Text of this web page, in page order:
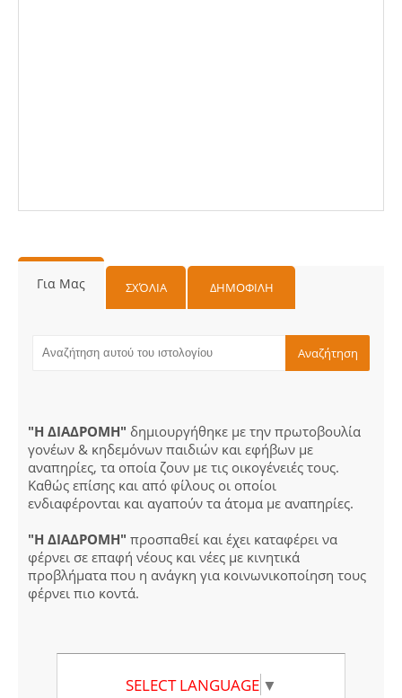
Για Μας ΣΧΌΛΙΑ ΔΗΜΟΦΙΛΗ
"Η ΔΙΑΔΡΟΜΗ" δημιουργήθηκε με την πρωτοβουλία
γονέων & κηδεμόνων παιδιών και εφήβων με
αναπηρίες, τα οποία ζουν με τις οικογένειές τους.
Καθώς επίσης και από φίλους οι οποίοι
ενδιαφέρονται και αγαπούν τα άτομα με αναπηρίες.
"Η ΔΙΑΔΡΟΜΗ" προσπαθεί και έχει καταφέρει να
φέρνει σε επαφή νέους και νέες με κινητικά
προβλήματα που η ανάγκη για κοινωνικοποίηση τους
φέρνει πιο κοντά.
SELECT LANGUAGE ▼